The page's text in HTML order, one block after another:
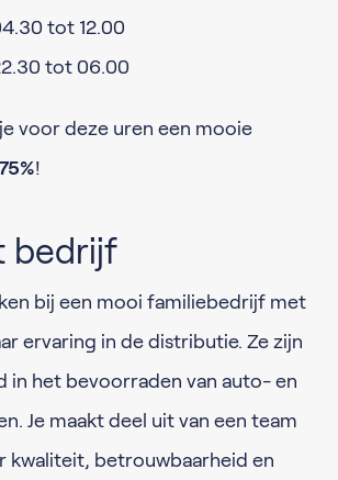
tot 12.00
tot 06.00
voor deze uren een mooie
!
bedrijf
bij een mooi familiebedrijf met
ervaring in de distributie. Ze zijn
in het bevoorraden van auto- en
Je maakt deel uit van een team
kwaliteit, betrouwbaarheid en